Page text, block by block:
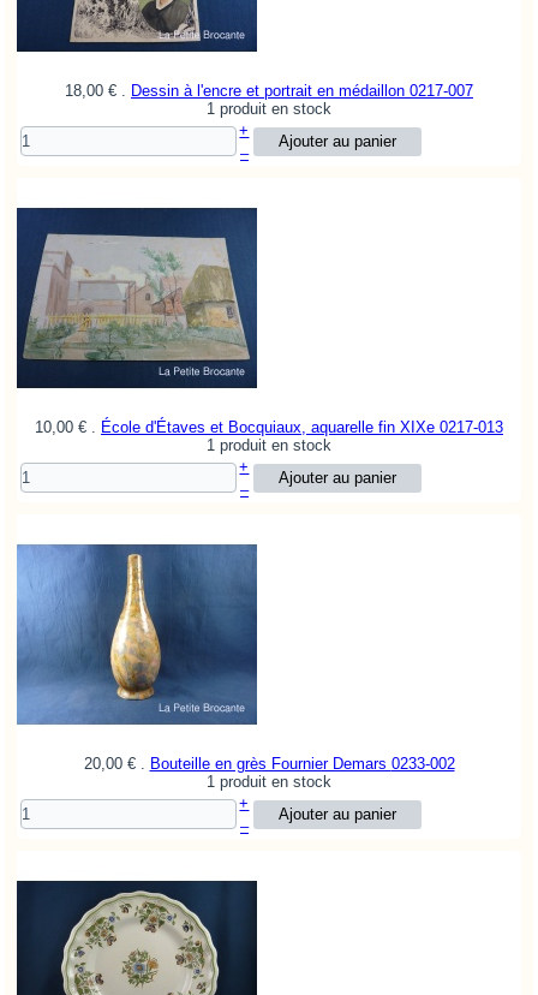
18,00 € . Dessin à l'encre et portrait en médaillon 0217-007
1 produit en stock
+
–
10,00 € . École d'Étaves et Bocquiaux, aquarelle fin XIXe 0217-013
1 produit en stock
+
–
20,00 € . Bouteille en grès Fournier Demars 0233-002
1 produit en stock
+
–